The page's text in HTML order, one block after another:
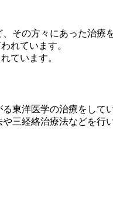
その方々にあった治療
れています。
ています。
東洋医学の治療をして
三経絡治療法などを行い